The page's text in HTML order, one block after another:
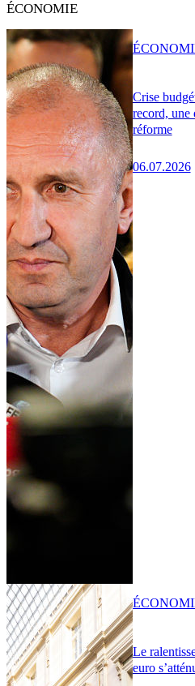
ÉCONOMIE
Crise
record, une
réforme
06.07.2026
Le
euro